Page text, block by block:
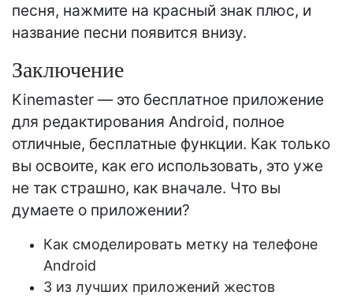
песня, нажмите на красный знак плюс, и
название песни появится внизу.
Заключение
Kinemaster — это бесплатное приложение
для редактирования Android, полное
отличные, бесплатные функции. Как только
вы освоите, как его использовать, это уже
не так страшно, как вначале. Что вы
думаете о приложении?
Как смоделировать метку на телефоне
Android
3 из лучших приложений жестов